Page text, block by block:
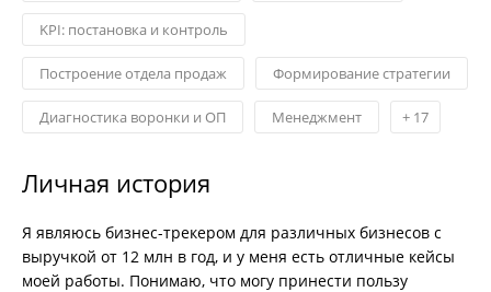
KPI: постановка и контроль
Построение отдела продаж Формирование стратегии
Диагностика воронки и ОП Менеджмент + 17
Личная история
Я являюсь бизнес-трекером для различных бизнесов с
выручкой от 12 млн в год, и у меня есть отличные кейсы
моей работы. Понимаю, что могу принести пользу